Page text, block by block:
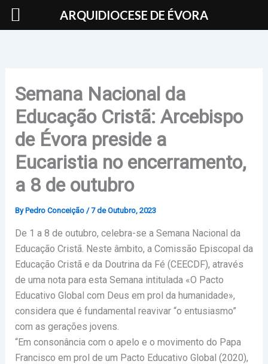
Skip
Semana Nacional da
Educação Cristã: Arcebispo
de Évora preside a
Eucaristia no encerramento,
a 8 de outubro
By Pedro Conceição /7 de Outubro, 2023
De 1 a 8 de outubro, celebra-se a Semana Nacional da
Educação Cristã. Neste âmbito, a Comissão Episcopal da
Educação Cristã e da Doutrina da Fé (CEECDF), através
de uma nota para esta Semana intitulada «O Pacto
Educativo Global com Deus em prol da humanidade»,
considera que é fundamental reavivar “o entusiasmo”
com as gerações jovens.
“Em consonância com o apelo e o movimento do Papa
Francisco em prol de um Pacto Educativo Global (2020),
ARQUIDIOCESE DE ÉVORA